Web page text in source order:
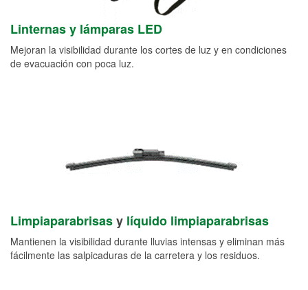
Linternas y lámparas LED
Mejoran la visibilidad durante los cortes de luz y en condiciones
de evacuación con poca luz.
Limpiaparabrisasy líquido limpiaparabrisas
Mantienen la visibilidad durante lluvias intensas y eliminan más
fácilmente las salpicaduras de la carretera y los residuos.